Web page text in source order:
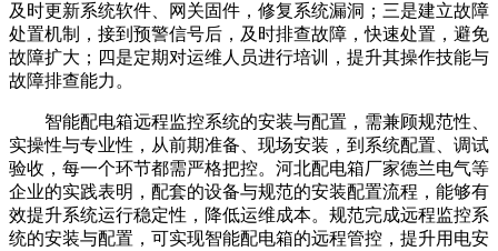
及时更新系统软件、网关固件，修复系统漏洞；三是建立故障
处置机制，接到预警信号后，及时排查故障，快速处置，避免
故障扩大；四是定期对运维人员进行培训，提升其操作技能与
故障排查能力。
智能配电箱远程监控系统的安装与配置，需兼顾规范性、
实操性与专业性，从前期准备、现场安装，到系统配置、调试
验收，每一个环节都需严格把控。河北配电箱厂家德兰电气等
企业的实践表明，配套的设备与规范的安装配置流程，能够有
效提升系统运行稳定性，降低运维成本。规范完成远程监控系
统的安装与配置，可实现智能配电箱的远程管控，提升用电安